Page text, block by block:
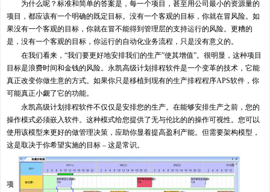
为什么呢？标准和简单的答案是，每一个项目，甚至用公司最小的资源量的
项目，都应该有一个明确的既定目标。没有一个客观的目标，你就在冒风险。如
果没有一个客观的目标，你就在冒不能得到管理层的支持运行的风险。更糟的
是，没有一个客观的目标，你运行的自动化业务流程，只是没有意义的。
在我们看来，“我们要更好地安排我们的生产”使其增值”。很明显，这种项目
目标是浪费时间和金钱的风险。永凯高级计划排程软件是一个变革的技术，它能
真正改变你做生意的方式。如果你只是移植到现有的生产排程程序APS软件，你
可能真正小觑了它的功能。
永凯高级计划排程软件不仅仅是安排您的生产。在能够安排生产之前，您的
操作模式必须嵌入软件。这种模式给您提供了无与伦比的的操作可视性。您可以
使用该模型来更好的做管理决策，应助你显着提高盈利产能。但需要架构模型，
这是取决于你希望实施的目标 – 这是常识。
项